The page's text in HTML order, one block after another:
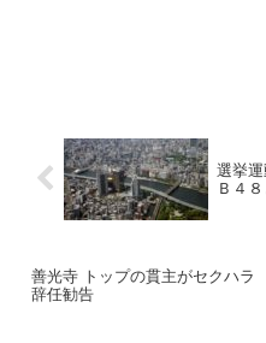
選挙
Ｂ４
善光寺 トップの貫主がセクハ
辞任勧告